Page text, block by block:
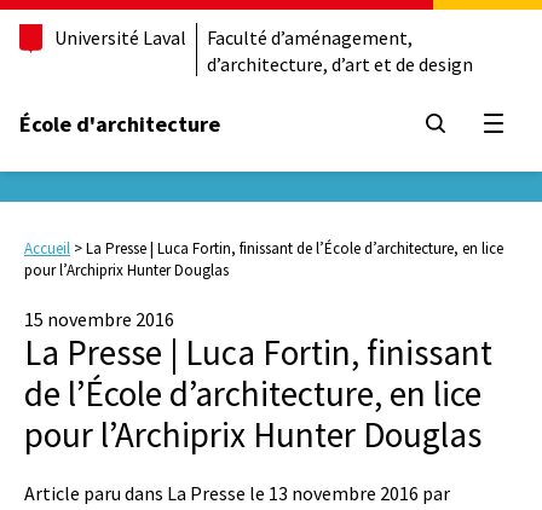
Université Laval
Faculté d’aménagement,
d’architecture, d’art et de design
École d'architecture
Accueil >La Presse | Luca Fortin, finissant de l’École d’architecture, en lice
pour l’Archiprix Hunter Douglas
15 novembre 2016
La Presse | Luca Fortin, finissant
de l’École d’architecture, en lice
pour l’Archiprix Hunter Douglas
Article paru dans La Presse le 13 novembre 2016 par